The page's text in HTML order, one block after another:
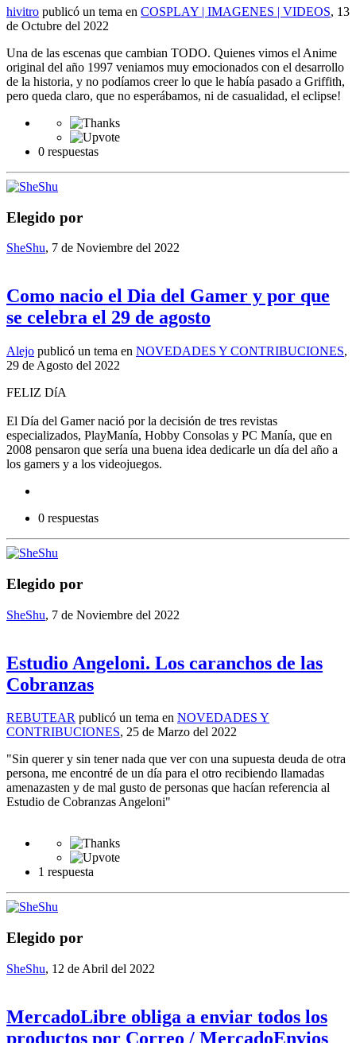
hivitro publicó un tema en COSPLAY | IMAGENES | VIDEOS, 13
de Octubre del 2022
Una de las escenas que cambian TODO. Quienes vimos el Anime
original del año 1997 veniamos muy emocionados con el desarrollo
de la historia, y no podíamos creer lo que le había pasado a Griffith,
pero queda claro, que no esperábamos, ni de casualidad, el eclipse!
0 respuestas
Elegido por
SheShu, 7 de Noviembre del 2022
Como nacio el Dia del Gamer y por que
se celebra el 29 de agosto
Alejo publicó un tema en NOVEDADES Y CONTRIBUCIONES,
29 de Agosto del 2022
FELIZ DíA
El Día del Gamer nació por la decisión de tres revistas
especializados, PlayManía, Hobby Consolas y PC Manía, que en
2008 pensaron que sería una buena idea dedicarle un día del año a
los gamers y a los videojuegos.
0 respuestas
Elegido por
SheShu, 7 de Noviembre del 2022
Estudio Angeloni. Los caranchos de las
Cobranzas
REBUTEAR publicó un tema en NOVEDADES Y
CONTRIBUCIONES, 25 de Marzo del 2022
"Sin querer y sin tener nada que ver con una supuesta deuda de otra
persona, me encontré de un día para el otro recibiendo llamadas
amenazasten y de mal gusto de personas que hacían referencia al
Estudio de Cobranzas Angeloni"
1 respuesta
Elegido por
SheShu, 12 de Abril del 2022
MercadoLibre obliga a enviar todos los
productos por Correo / MercadoEnvios